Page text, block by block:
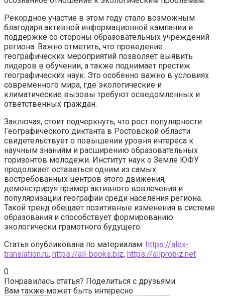
Рекордное участие в этом году стало возможным
благодаря активной информационной кампании и
поддержке со стороны образовательных учреждений
региона. Важно отметить, что проведение
географических мероприятий позволяет выявить
лидеров в обучении, а также поднимает престиж
географических наук. Это особенно важно в условиях
современного мира, где экологические и
климатические вызовы требуют осведомленных и
ответственных граждан.
Заключая, стоит подчеркнуть, что рост популярности
Географического диктанта в Ростовской области
свидетельствует о повышении уровня интереса к
научным знаниям и расширению образовательных
горизонтов молодежи. Институт наук о Земле ЮФУ
продолжает оставаться одним из самых
востребованных центров этого движения,
демонстрируя пример активного вовлечения и
популяризации географии среди населения региона.
Такой тренд обещает позитивные изменения в системе
образования и способствует формированию
экологически грамотного будущего.
Статья опубликована по материалам: https://alex-
translation.ru, https://all-books.biz, https://allprobiz.net
0
Понравилась статья? Поделиться с друзьями:
Вам также может быть интересно